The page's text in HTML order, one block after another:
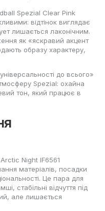
Spezial Clear Pink
відтінок виглядає
лишається лаконічним.
як «яскравий акцент
образу характеру,
до всього»
Spezial: охайна
тон, який працює в
Night IF6561
матеріалів, посадки
Це пара для
стабільні відчуття під
але лишається